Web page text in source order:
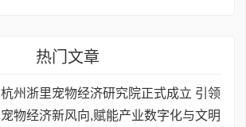
热门文章
杭州浙里宠物经济研究院正式成立 引领
宠物经济新风向,赋能产业数字化与文明